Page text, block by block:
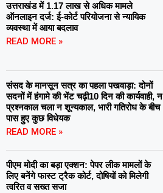
उत्तराखंड में 1.17 लाख से अधिक मामले
ऑनलाइन दर्ज: ई-कोर्ट परियोजना से न्यायिक
व्यवस्था में आया बदलाव
READ MORE »
संसद के मानसून सत्र का पहला पखवाड़ा: दोनों
सदनों में हंगामे की भेंट चढ़ी10 दिन की कार्यवाही, न
प्रश्नकाल चला न शून्यकाल, भारी गतिरोध के बीच
पास हुए कुछ विधेयक
READ MORE »
पीएम मोदी का बड़ा एक्शन: पेपर लीक मामलों के
लिए बनेंगे फास्ट ट्रैक कोर्ट, दोषियों को मिलेगी
त्वरित व सख्त सजा